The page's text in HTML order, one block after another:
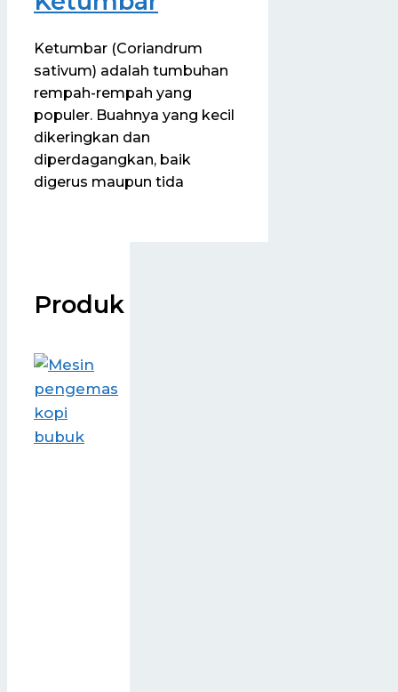
Ketumbar (Coriandrum
sativum) adalah tumbuhan
rempah-rempah yang
populer. Buahnya yang kecil
dikeringkan dan
diperdagangkan, baik
digerus maupun tida
Produk